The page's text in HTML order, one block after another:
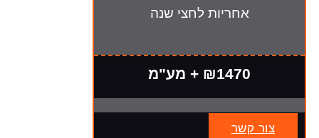
אחריות לחצי שנה
₪1470 + מע"מ
צור קשר